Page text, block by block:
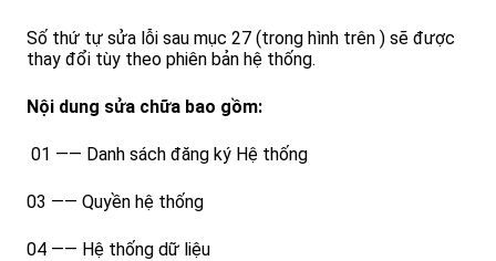
Số thứ tự sửa lỗi sau mục 27 (trong hình trên ) sẽ được
thay đổi tùy theo phiên bản hệ thống.
Nội dung sửa chữa bao gồm:
01 —— Danh sách đăng ký Hệ thống
03 —— Quyền hệ thống
04 —— Hệ thống dữ liệu